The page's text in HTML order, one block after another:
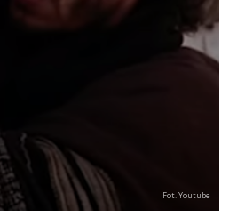
Fot. Youtube